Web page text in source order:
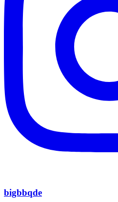
bigbbqde